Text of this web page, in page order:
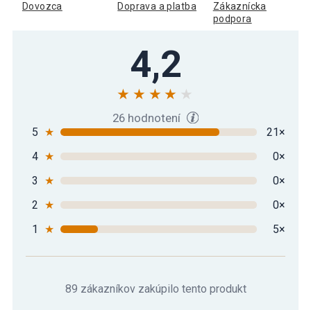
Dovozca Doprava a platba
Zákaznícka
podpora
4,2
26 hodnotení
5 ★
21×
4 ★
0×
3
★
0×
2 ★
0×
1
★ 5×
89 zákazníkov zakúpilo tento produkt